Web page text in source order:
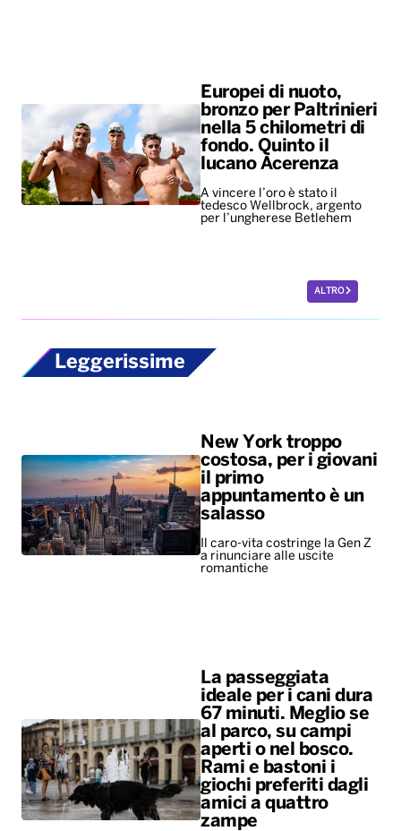
Europei di nuoto,
bronzo per Paltrinieri
nella 5 chilometri di
fondo. Quinto il
lucano Acerenza
A vincere l’oro è stato il
tedesco Wellbrock, argento
per l’ungherese Betlehem
ALTRO
Leggerissime
New York troppo
costosa, per i giovani
il primo
appuntamento è un
salasso
Il caro-vita costringe la Gen Z
a rinunciare alle uscite
romantiche
La passeggiata
ideale per i cani dura
67 minuti. Meglio se
al parco, su campi
aperti o nel bosco.
Rami e bastoni i
giochi preferiti dagli
amici a quattro
zampe